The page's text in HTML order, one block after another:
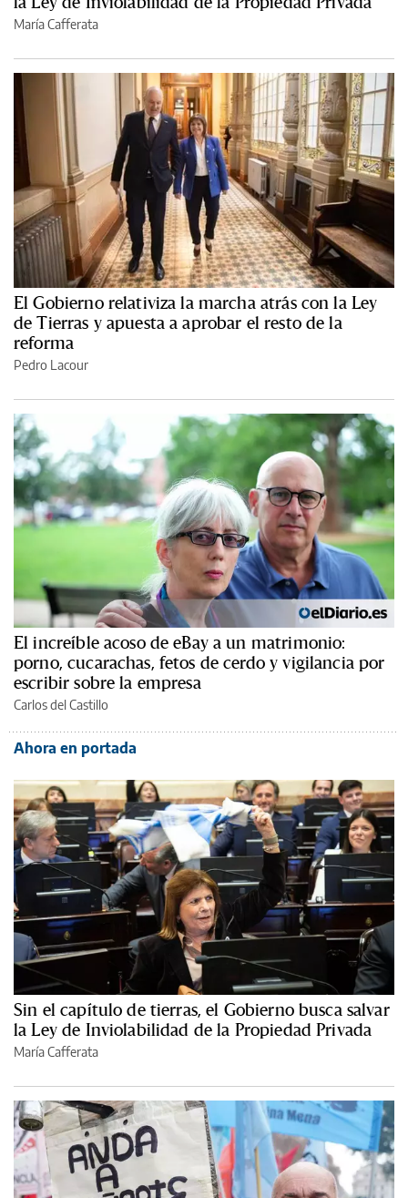
María Cafferata
El Gobierno relativiza la marcha atrás con la Ley
de Tierras y apuesta a aprobar el resto de la
reforma
Pedro Lacour
El increíble acoso de eBay a un matrimonio:
porno, cucarachas, fetos de cerdo y vigilancia por
escribir sobre la empresa
Carlos del Castillo
Ahora en portada
Sin el capítulo de tierras, el Gobierno busca salvar
la Ley de Inviolabilidad de la Propiedad Privada
María Cafferata